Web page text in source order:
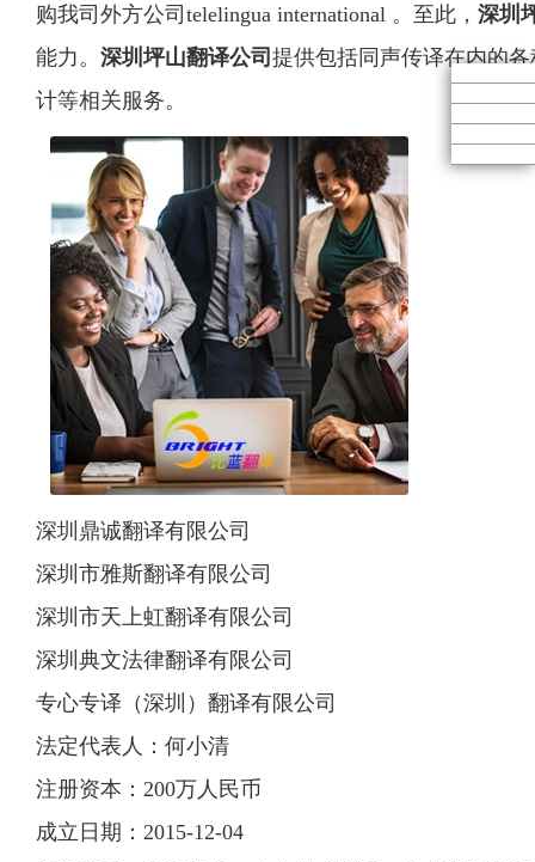
购我司外方公司telelingua international 。至此， 深圳
能力。 深圳坪山翻译公司 提供包括同声传译在内的
计等相关服务。
深圳鼎诚翻译有限公司
深圳市雅斯翻译有限公司
深圳市天上虹翻译有限公司
深圳典文法律翻译有限公司
专心专译（深圳）翻译有限公司
法定代表人：何小清
注册资本：200万人民币
成立日期：2015-12-04